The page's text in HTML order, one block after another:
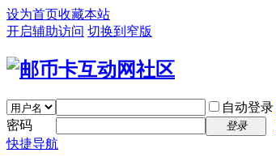
设为首页收藏本站
开启辅助访问 切换到窄版
自动登录
密码
登录
快捷导航